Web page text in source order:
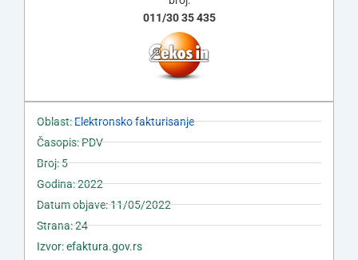
011/30 35 435
Oblast:Elektronsko fakturisanje
Časopis: PDV
Broj: 5
Godina: 2022
Datum objave: 11/05/2022
Strana: 24
Izvor: efaktura.gov.rs